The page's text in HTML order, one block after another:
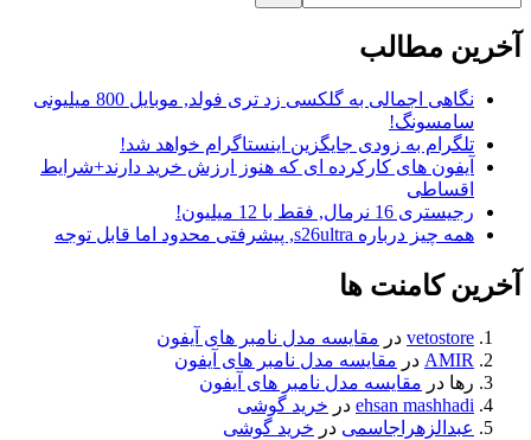
آخرین مطالب
نگاهی اجمالی به گلکسی زد تری فولد, موبایل 800 میلیونی
سامسونگ!
تلگرام به زودی جایگزین اینستاگرام خواهد شد!
آیفون های کارکرده ای که هنوز ارزش خرید دارند+شرایط
اقساطی
رجیستری 16 نرمال, فقط با 12 میلیون!
همه چیز درباره s26ultra, پیشرفتی محدود اما قابل توجه
آخرین کامنت ها
vetostore در مقایسه مدل نامبر های آیفون
AMIR در مقایسه مدل نامبر های آیفون
رها در مقایسه مدل نامبر های آیفون
ehsan mashhadi در خرید گوشی
عبدالزهراجاسمی در خرید گوشی